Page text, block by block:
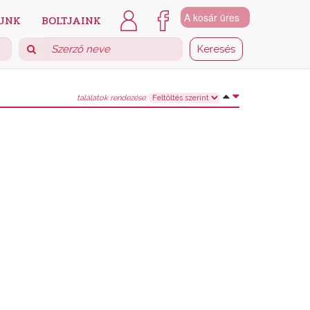
A kosár üres
BOLTJAINK
találatok rendezése: